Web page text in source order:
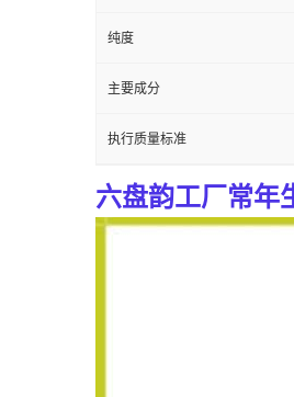
纯度
主要成分
执行质量标准
六盘韵工厂常年